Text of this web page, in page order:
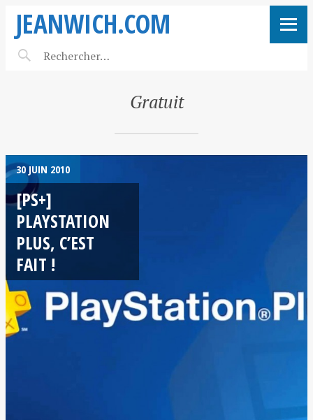
JEANWICH.COM
Gratuit
30 JUIN 2010
[PS+]
PLAYSTATION
PLUS, C’EST
FAIT !